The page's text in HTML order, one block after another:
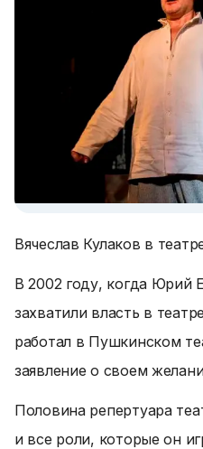
Вячеслав Кулаков в
В 2002 году, когда Юрий
захватили власть в
работал в Пушкинском
заявление о своем
Половина репертуара
и все роли, которые он